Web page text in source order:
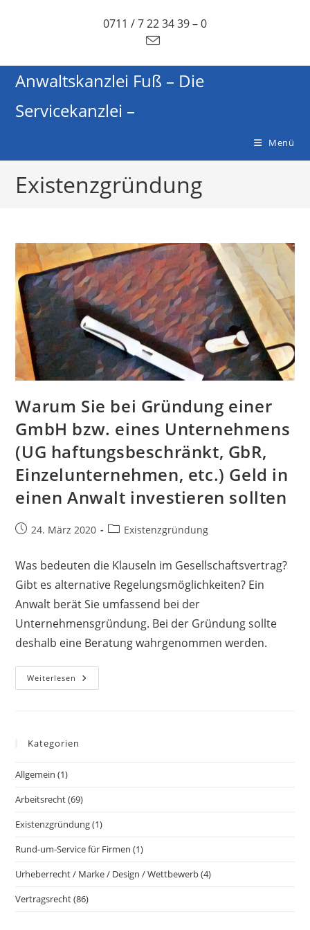
0711 / 7 22 34 39 – 0
Anwaltskanzlei Fuß – Die
Servicekanzlei –
Menü
Existenzgründung
Warum Sie bei Gründung einer
GmbH bzw. eines Unternehmens
(UG haftungsbeschränkt, GbR,
Einzelunternehmen, etc.) Geld in
einen Anwalt investieren sollten
24. März 2020 Existenzgründung
Was bedeuten die Klauseln im Gesellschaftsvertrag?
Gibt es alternative Regelungsmöglichkeiten? Ein
Anwalt berät Sie umfassend bei der
Unternehmensgründung. Bei der Gründung sollte
deshalb eine Beratung wahrgenommen werden.
Weiterlesen
Kategorien
Allgemein (1)
Arbeitsrecht(69)
Existenzgründung(1)
Rund-um-Service für Firmen (1)
Urheberrecht / Marke / Design / Wettbewerb(4)
Vertragsrecht(86)